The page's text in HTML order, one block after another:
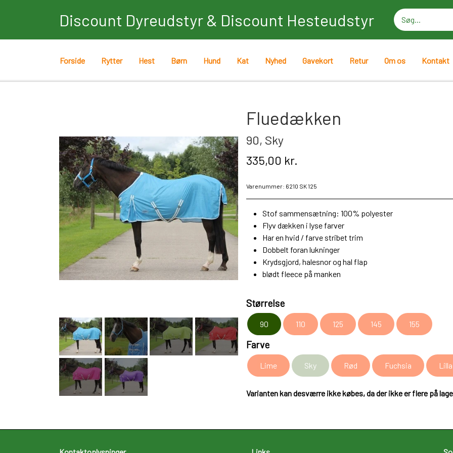
Discount Dyreudstyr & Discount Hesteudstyr
Forside Rytter Hest Børn Hund Kat Nyhed Gavekort Retur Om os Kontakt
Fluedækken
90, Sky
335,00 kr.
Varenummer: 6210 SK 125
Stof sammensætning: 100% polyester
Flyv dækken i lyse farver
Har en hvid / farve stribet trim
Dobbelt foran lukninger
Krydsgjord, halesnor og hal flap
blødt fleece på manken
Størrelse
90 110 125 145 155
Farve
Lime Sky Rød Fuchsia Lilla
Varianten kan desværre ikke købes, da der ikke er flere på